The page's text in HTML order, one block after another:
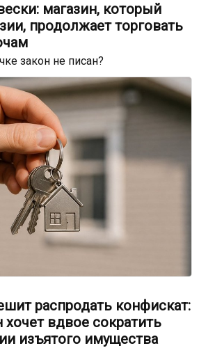
магазин, который
продолжает торговать
закон не писан?
распродать конфискат:
вдвое сократить
изъятого имущества